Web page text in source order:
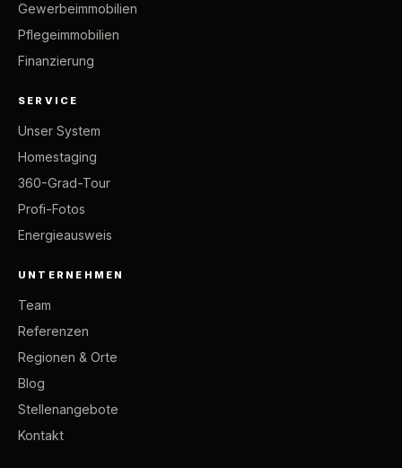
Gewerbeimmobilien
Pflegeimmobilien
Finanzierung
SERVICE
Unser System
Homestaging
360-Grad-Tour
Profi-Fotos
Energieausweis
UNTERNEHMEN
Team
Referenzen
Regionen & Orte
Blog
Stellenangebote
Kontakt